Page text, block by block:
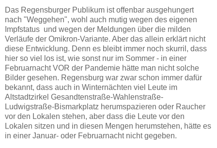
Das Regensburger Publikum ist offenbar ausgehungert
nach "Weggehen", wohl auch mutig wegen des eigenen
Impfstatus und wegen der Meldungen über die milden
Verläufe der Omikron-Variante. Aber das allein erklärt nicht
diese Entwicklung. Denn es bleibt immer noch skurril, dass
hier so viel los ist, wie sonst nur im Sommer - in einer
Februarnacht VOR der Pandemie hätte man nicht solche
Bilder gesehen. Regensburg war zwar schon immer dafür
bekannt, dass auch in Winternächten viel Leute im
Altstadtzirkel Gesandtenstraße-Wahlenstraße-
Ludwigstraße-Bismarkplatz herumspazieren oder Raucher
vor den Lokalen stehen, aber dass die Leute vor den
Lokalen sitzen und in diesen Mengen herumstehen, hätte es
in einer Januar- oder Februarnacht nicht gegeben.